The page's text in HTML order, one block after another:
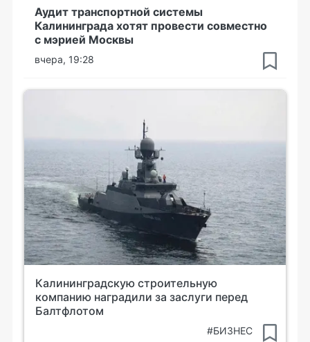
Аудит транспортной системы
Калининграда хотят провести совместно
с мэрией Москвы
вчера, 19:28
Калининградскую строительную
компанию наградили за заслуги перед
Балтфлотом
#БИЗНЕС